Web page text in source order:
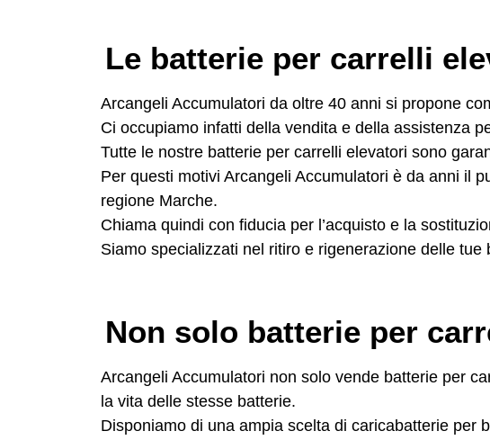
Le batterie per carrelli
Arcangeli Accumulatori da oltre 40 anni si propone
Ci occupiamo infatti della vendita e della assistenza
Tutte le nostre batterie per carrelli elevatori sono
Per questi motivi Arcangeli Accumulatori è da anni il
regione Marche.
Chiama quindi con fiducia per l’acquisto e la
Siamo specializzati nel ritiro e rigenerazione delle tue
Non solo batterie per
Arcangeli Accumulatori non solo vende batterie per
la vita delle stesse batterie.
Disponiamo di una ampia scelta di caricabatterie per